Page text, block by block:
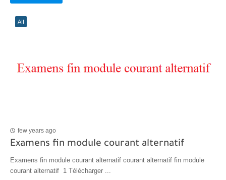
AII
few years ago
Examens fin module courant alternatif
Examens fin module courant alternatif courant alternatif fin module
courant alternatif 1 Télécharger ...